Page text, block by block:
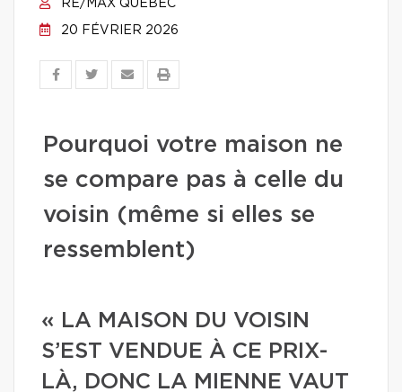
RE/MAX QUÉBEC
20 FÉVRIER 2026
Pourquoi votre maison ne
se compare pas à celle du
voisin (même si elles se
ressemblent)
« LA MAISON DU VOISIN
S’EST VENDUE À CE PRIX-
LÀ, DONC LA MIENNE VAUT